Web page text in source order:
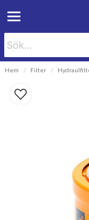
Hem Filter